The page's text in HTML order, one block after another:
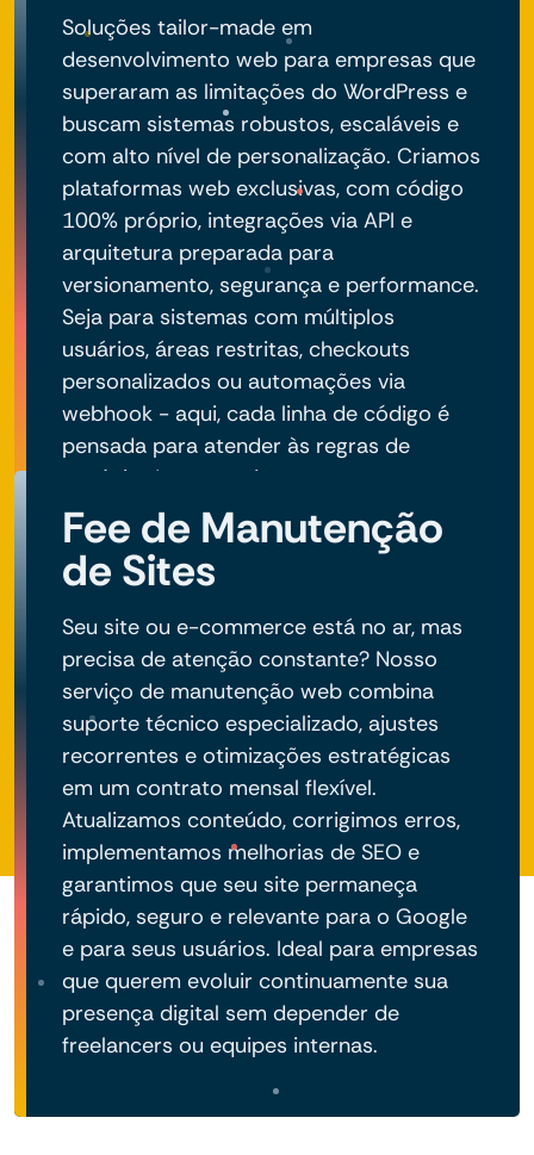
Soluções tailor-made em
desenvolvimento web para empresas que
superaram as limitações do WordPress e
buscam sistemas robustos, escaláveis e
com alto nível de personalização. Criamos
plataformas web exclusivas, com código
100% próprio, integrações via API e
arquitetura preparada para
versionamento, segurança e performance.
Seja para sistemas com múltiplos
usuários, áreas restritas, checkouts
personalizados ou automações via
webhook - aqui, cada linha de código é
pensada para atender às regras de
negócio do seu projeto.
Fee de Manutenção
de Sites
Seu site ou e-commerce está no ar, mas
precisa de atenção constante? Nosso
serviço de manutenção web combina
suporte técnico especializado, ajustes
recorrentes e otimizações estratégicas
em um contrato mensal flexível.
Atualizamos conteúdo, corrigimos erros,
implementamos melhorias de SEO e
garantimos que seu site permaneça
rápido, seguro e relevante para o Google
e para seus usuários. Ideal para empresas
que querem evoluir continuamente sua
presença digital sem depender de
freelancers ou equipes internas.